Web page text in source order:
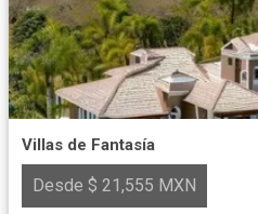
Villas de Fantasía
Desde $ 21,555 MXN